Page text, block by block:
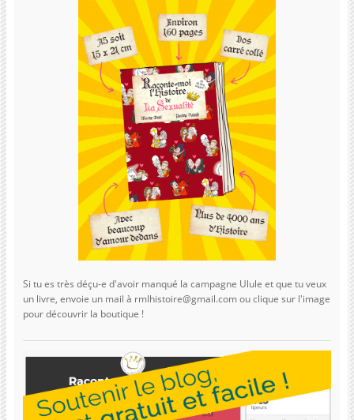
Si tu es très déçu-e d'avoir manqué la campagne Ulule et que tu veux
un livre, envoie un mail à rmlhistoire@gmail.com ou clique sur l'image
pour découvrir la boutique !